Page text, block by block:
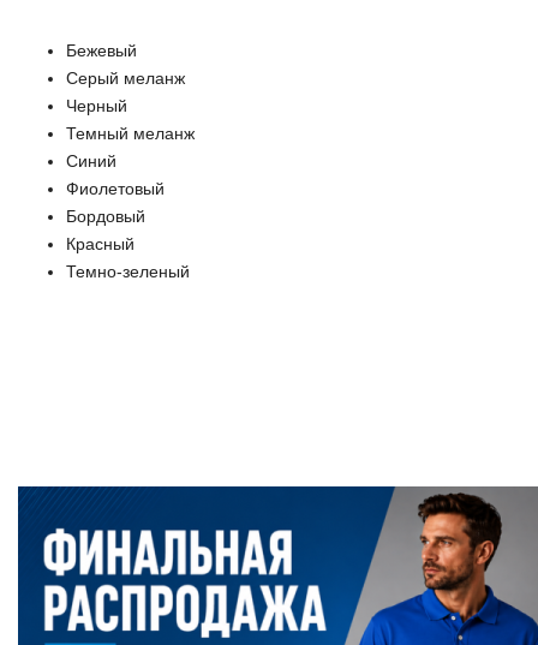
Бежевый
Серый меланж
Черный
Темный меланж
Синий
Фиолетовый
Бордовый
Красный
Темно-зеленый